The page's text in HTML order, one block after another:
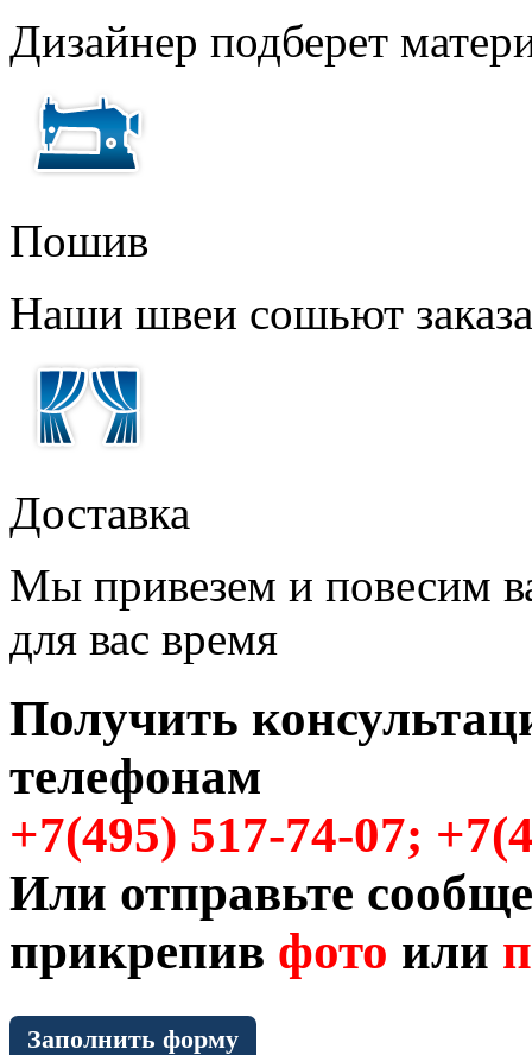
Дизайнер подберет
Пошив
Наши швеи сошьют
Доставка
Мы привезем и повесим
для вас время
Получить
телефонам
+7(495) 517-74-07;
Или отправьте
прикрепив фото или
Заполнить форму